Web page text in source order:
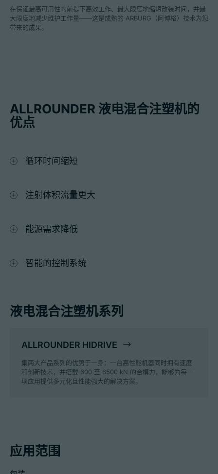
登录
在保证最高可用性的前提下高效工作、最大限度地缩短改装时间，并最
大限度地减少维护工作量——这是成熟的 ARBURG（阿博格）技术为您
带来的成果。
ALLROUNDER 液电混合注塑机的
优点
循环时间缩短
注射体积流量更大
能源需求降低
智能的控制系统
液电混合注塑机系列
ALLROUNDER HIDRIVE
集两大产品系列的优势于一身：一台高性能机器同时拥有速度
和创新技术，并搭载 600 至 6500 kN 的合模力，能够为每一
项应用提供多元化且性能强大的解决方案。
应用范围